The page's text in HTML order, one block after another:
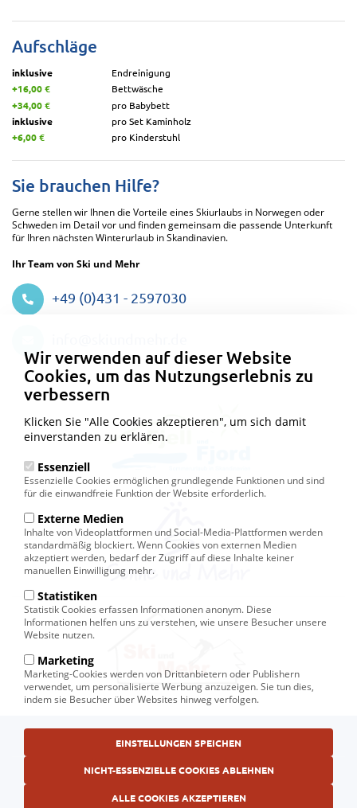
Aufschläge
inklusive
Endreinigung
+16,00 €
Bettwäsche
+34,00 €
pro Babybett
inklusive
pro Set Kaminholz
+6,00 €
pro Kinderstuhl
Sie brauchen Hilfe?
Gerne stellen wir Ihnen die Vorteile eines Skiurlaubs in Norwegen oder
Schweden im Detail vor und finden gemeinsam die passende Unterkunft
für Ihren nächsten Winterurlaub in Skandinavien.
Ihr Team von Ski und Mehr
+49 (0)431 - 2597030
Fußbereichsmenü© Ski und Mehr, Ihr Reiseveranstalter in Kiel
AGB
Datenschutzerklärung
Wir verwenden auf dieser Website
Cookies, um das Nutzungserlebnis zu
verbessern
Klicken Sie "Alle Cookies akzeptieren", um sich damit
einverstanden zu erklären.
Essenziell
Essenzielle Cookies ermöglichen grundlegende Funktionen und sind
für die einwandfreie Funktion der Website erforderlich.
Externe Medien
Inhalte von Videoplattformen und Social-Media-Plattformen werden
standardmäßig blockiert. Wenn Cookies von externen Medien
akzeptiert werden, bedarf der Zugriff auf diese Inhalte keiner
manuellen Einwilligung mehr.
Statistiken
Statistik Cookies erfassen Informationen anonym. Diese
Informationen helfen uns zu verstehen, wie unsere Besucher unsere
Website nutzen.
Marketing
Marketing-Cookies werden von Drittanbietern oder Publishern
verwendet, um personalisierte Werbung anzuzeigen. Sie tun dies,
indem sie Besucher über Websites hinweg verfolgen.
EINSTELLUNGEN SPEICHEN
NICHT-ESSENZIELLE COOKIES ABLEHNEN
ALLE COOKIES AKZEPTIEREN